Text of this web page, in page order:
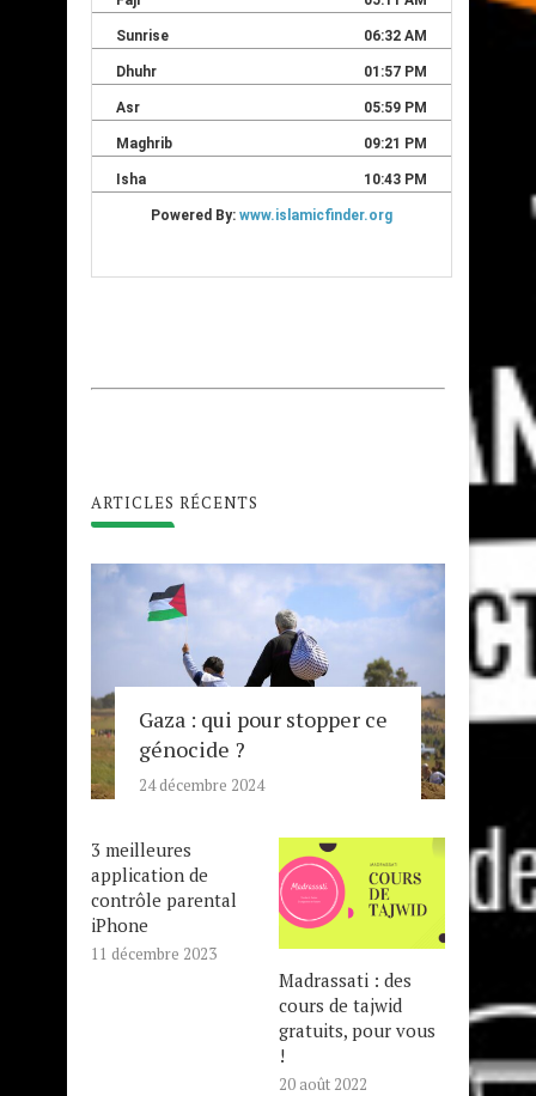
ARTICLES RÉCENTS
Gaza : qui pour stopper ce
génocide ?
24 décembre 2024
3 meilleures
application de
contrôle parental
iPhone
11 décembre 2023
Madrassati : des
cours de tajwid
gratuits, pour vous
!
20 août 2022